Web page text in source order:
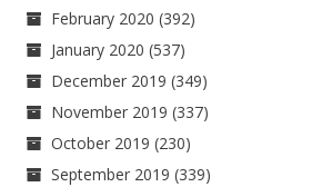
February 2020 (392)
January 2020 (537)
December 2019 (349)
November 2019 (337)
October 2019 (230)
September 2019 (339)